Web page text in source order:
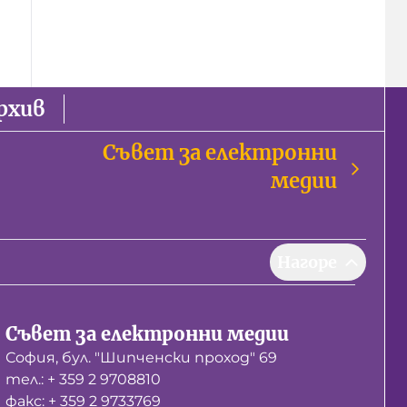
Съвет за електронни
медии
Съвет за електронни медии
София, бул. "Шипченски проход" 69
тел.: + 359 2 9708810
факс: + 359 2 9733769